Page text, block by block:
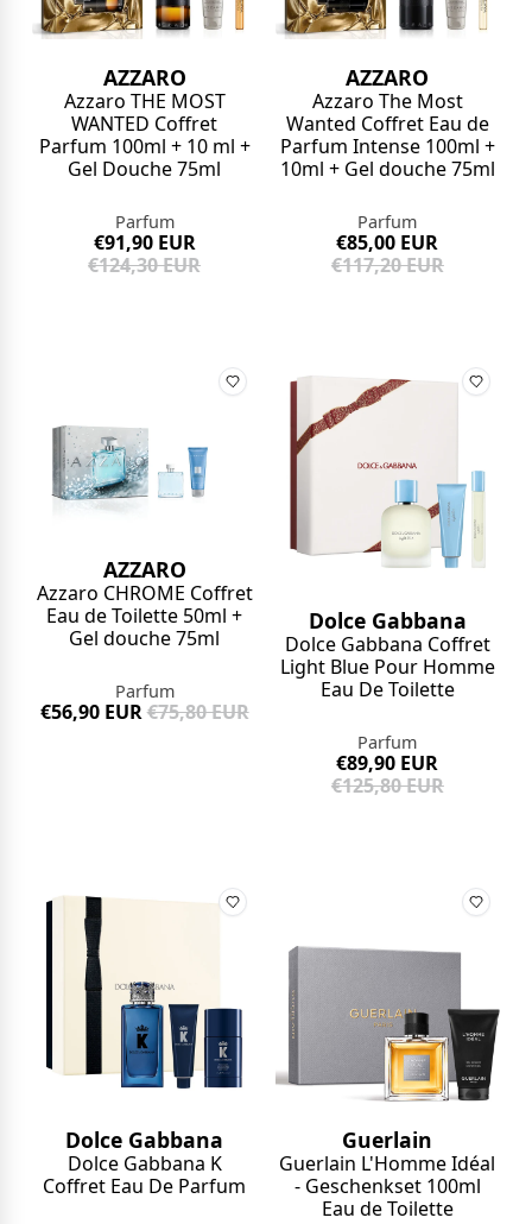
AZZARO
Azzaro THE MOST
WANTED Coffret
Parfum 100ml + 10 ml +
Gel Douche 75ml
Parfum
€91,90 EUR
€124,30 EUR
AZZARO
Azzaro The Most
Wanted Coffret Eau de
Parfum Intense 100ml +
10ml + Gel douche 75ml
Parfum
€85,00 EUR
€117,20 EUR
AZZARO
Azzaro CHROME Coffret
Eau de Toilette 50ml +
Gel douche 75ml
Parfum
€56,90 EUR€75,80 EUR
Dolce Gabbana
Dolce Gabbana Coffret
Light Blue Pour Homme
Eau De Toilette
Parfum
€89,90 EUR
€125,80 EUR
Dolce Gabbana
Dolce Gabbana K
Coffret Eau De Parfum
Guerlain
Guerlain L'Homme Idéal
- Geschenkset 100ml
Eau de Toilette